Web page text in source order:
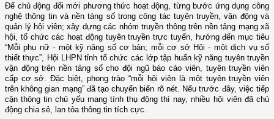
Để chủ động đổi mới phương thức hoạt động, từng bước ứng dụng công
nghệ thông tin và nền tảng số trong công tác tuyên truyền, vận động và
quản lý hội viên; xây dựng các nhóm truyền thông trên nền tảng mạng xã
hội, tổ chức các hoạt động tuyên truyền trực tuyến, hướng đến mục tiêu
“Mỗi phụ nữ - một kỹ năng số cơ bản; mỗi cơ sở Hội - một dịch vụ số
thiết thực”, Hội LHPN tỉnh tổ chức các lớp tập huấn kỹ năng tuyên truyền
vận động trên nền tảng số cho đội ngũ báo cáo viên, tuyên truyền viên
cấp cơ sở. Đặc biệt, phong trào “mỗi hội viên là một tuyên truyền viên
trên không gian mạng” đã tạo chuyển biến rõ nét. Nếu trước đây, việc tiếp
cận thông tin chủ yếu mang tính thụ động thì nay, nhiều hội viên đã chủ
động chia sẻ, lan tỏa thông tin tích cực.